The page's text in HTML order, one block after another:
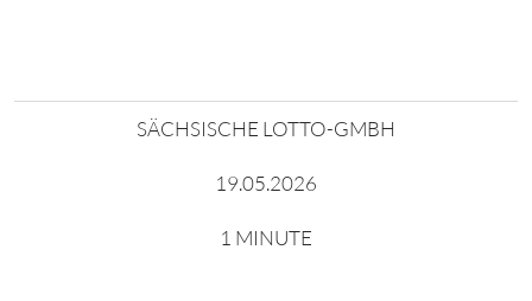
SÄCHSISCHE LOTTO-GMBH
19.05.2026
1 MINUTE